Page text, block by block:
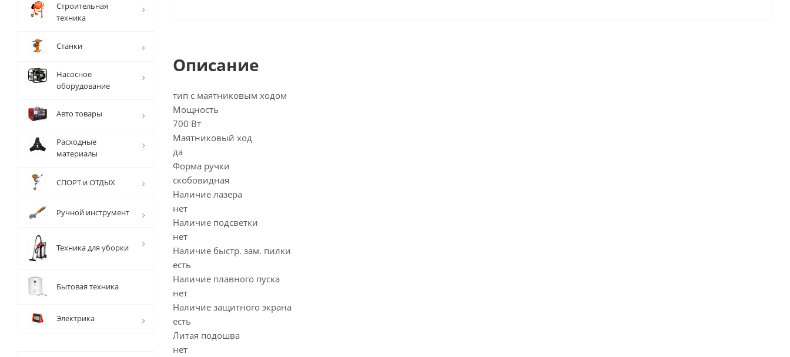
Описание
тип с маятниковым ходом
Мощность
700 Вт
Маятниковый ход
да
Форма ручки
скобовидная
Наличие лазера
нет
Наличие подсветки
нет
Наличие быстр. зам. пилки
есть
Наличие плавного пуска
нет
Наличие защитного экрана
есть
Литая подошва
нет
Строительная
техника
Станки
Насосное
оборудование
Авто товары
Расходные
материалы
СПОРТ и ОТДЫХ
Ручной инструмент
Техника для уборки
Бытовая техника
Электрика